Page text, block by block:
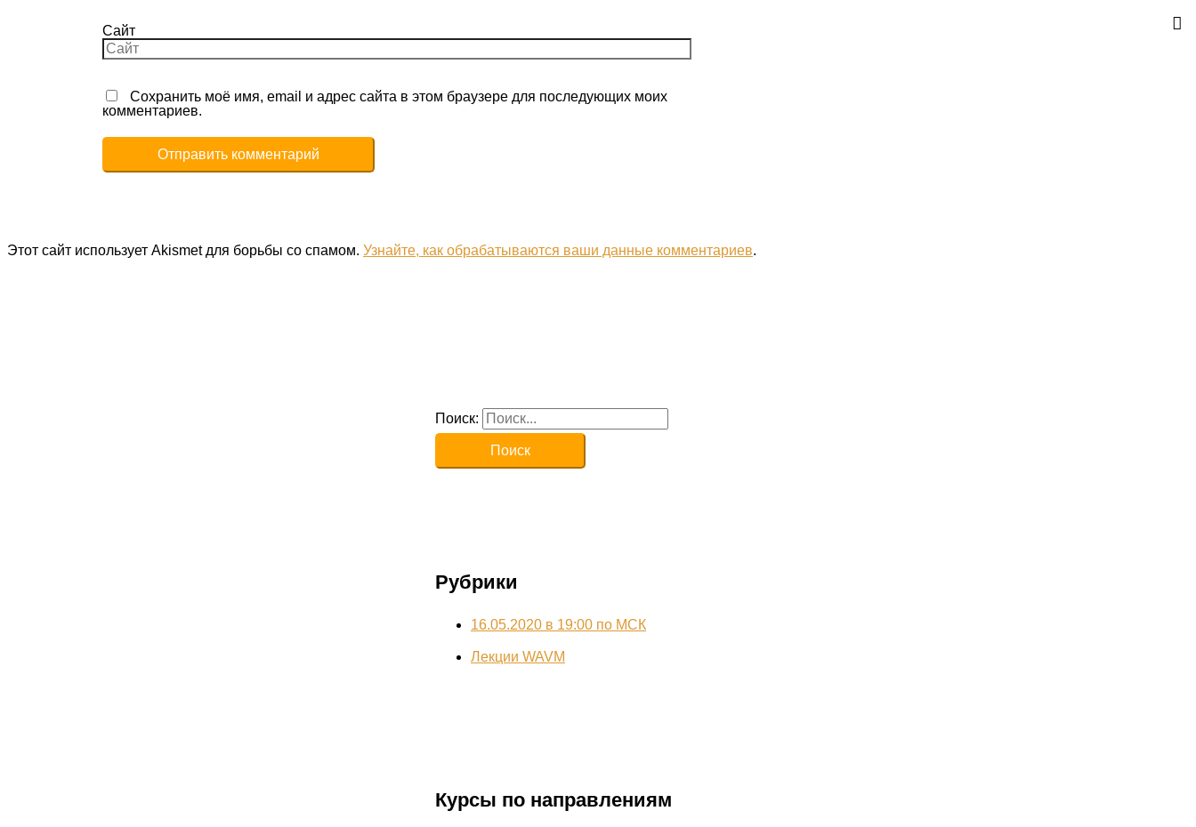
Сайт
Сохранить моё имя, email и адрес сайта в этом браузере для последующих моих
комментариев.
Этот сайт использует Akismet для борьбы со спамом. Узнайте, как обрабатываются ваши данные комментариев.
Поиск:
Рубрики
16.05.2020 в 19:00 по МСК
Лекции WAVM
Курсы по направлениям